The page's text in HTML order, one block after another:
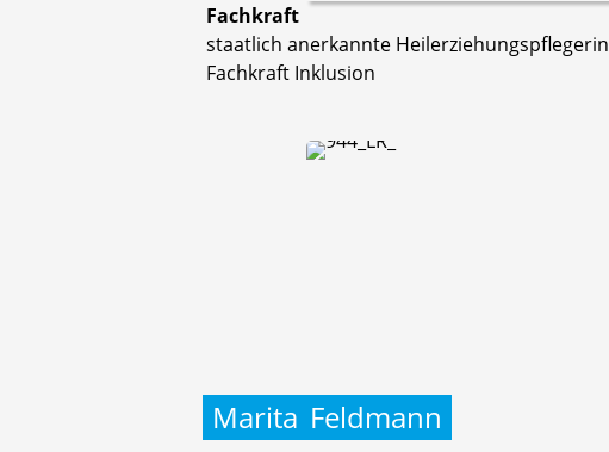
Fachkraft
staatlich anerkannte Heilerziehungspflegerin
Fachkraft Inklusion
Marita Feldmann